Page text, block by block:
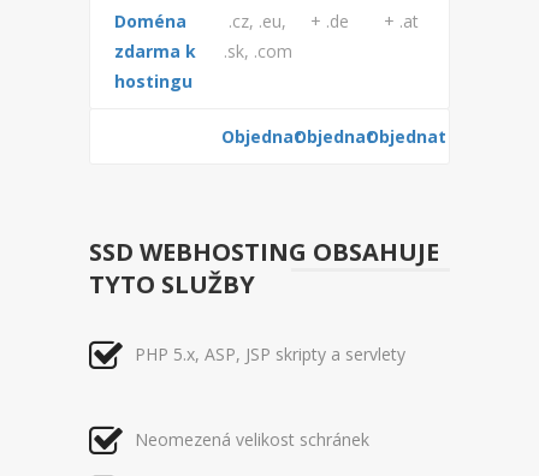
Doména
zdarma k
hostingu
.cz, .eu,
.sk, .com
+ .de + .at
ObjednatObjednatObjednat
SSD WEBHOSTING OBSAHUJE
TYTO SLUŽBY
PHP 5.x, ASP, JSP skripty a servlety
Neomezená velikost schránek